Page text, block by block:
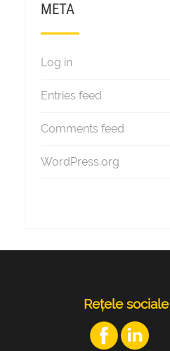
META
Log in
Entries feed
Comments feed
WordPress.org
Rețele sociale